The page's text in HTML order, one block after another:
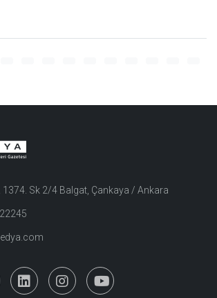
1374. Sk 2/4 Balgat, Çankaya / Ankara